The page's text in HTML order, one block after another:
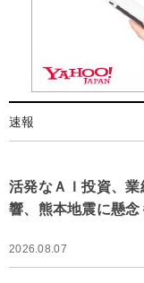
速報
活発なＡＩ投資、
響、熊本地震に懸
2026.08.07